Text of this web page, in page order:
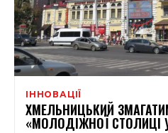
ІННОВАЦІЇ
ХМЕЛЬНИЦЬКИЙ
«МОЛОДІЖНОЇ СТОЛИЦІ